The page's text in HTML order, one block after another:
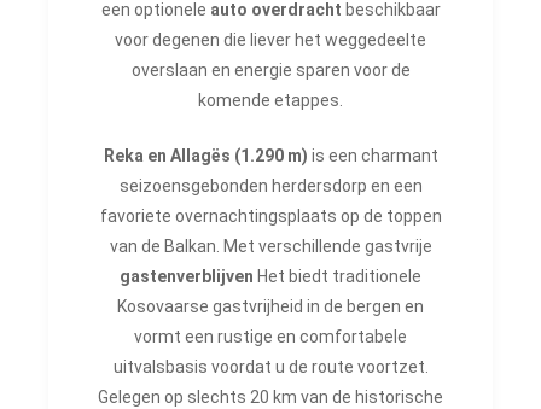
een optionele auto overdracht beschikbaar
voor degenen die liever het weggedeelte
overslaan en energie sparen voor de
komende etappes.
Reka en Allagës (1.290 m) is een charmant
seizoensgebonden herdersdorp en een
favoriete overnachtingsplaats op de toppen
van de Balkan. Met verschillende gastvrije
gastenverblijven Het biedt traditionele
Kosovaarse gastvrijheid in de bergen en
vormt een rustige en comfortabele
uitvalsbasis voordat u de route voortzet.
Gelegen op slechts 20 km van de historische